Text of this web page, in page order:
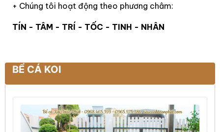
+ Chúng tôi hoạt động theo phương châm:
TÍN - TÂM - TRÍ - TỐC - TINH - NHÂN
BỂ CÁ KOI